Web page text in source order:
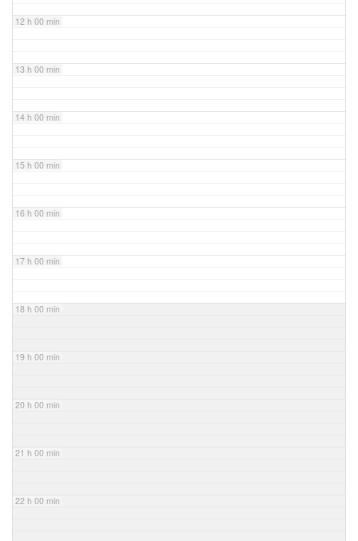
12 h 00 min
13 h 00 min
14 h 00 min
15 h 00 min
16 h 00 min
17 h 00 min
18 h 00 min
19 h 00 min
20 h 00 min
21 h 00 min
22 h 00 min